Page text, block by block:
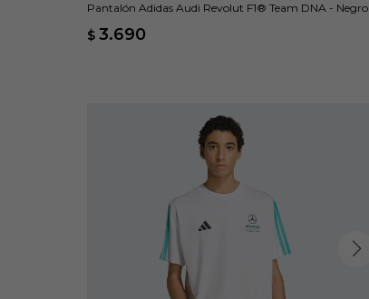
Pantalón Adidas Audi Revolut F1® Team DNA - Negro
$ 3.690